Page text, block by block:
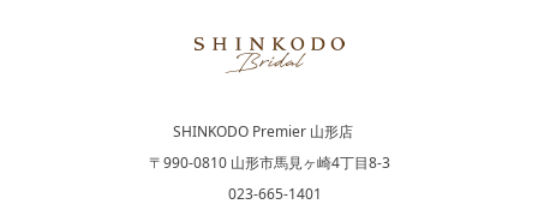
SHINKODO Premier 山形店
〒990-0810 山形市馬見ヶ崎4丁目8-3
023-665-1401